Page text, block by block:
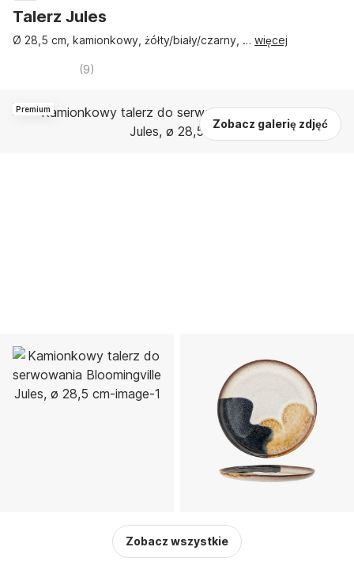
Zobacz galerię zdjęć
Zobacz wszystkie
Premium
Talerz Jules
Ø 28,5 cm, kamionkowy, żółty/biały/czarny , … więcej
(9)